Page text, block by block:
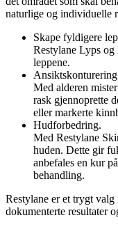
naturlige og individuelle
Skape fyldigere
Restylane Lyps
leppene.
Med alderen
rask gjennoprette
eller markerte
Hudforbedring.
Med Restylane
huden. Dette gir
anbefales en kur
behandling.
Restylane er et trygt
dokumenterte resultater